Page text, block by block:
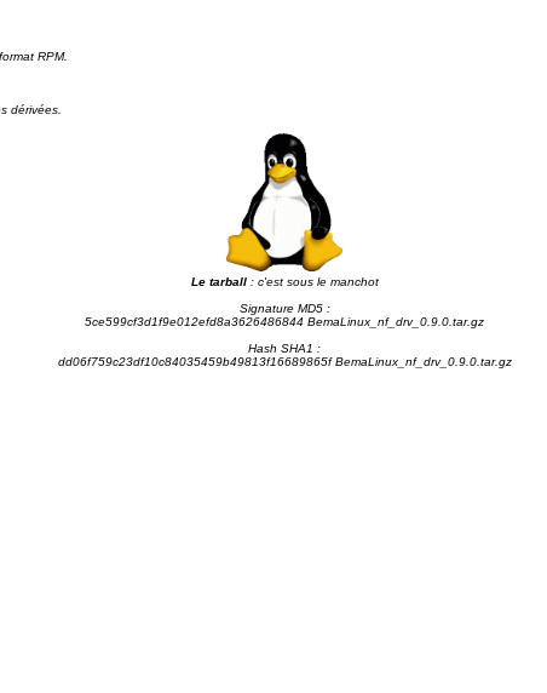
RPM.
dérivées.
Le tarball: c'est sous le manchot
Signature MD5 :
5ce599cf3d1f9e012efd8a3626486844 BemaLinux_nf_drv_0.9.0.tar.gz
Hash SHA1 :
dd06f759c23df10c84035459b49813f16689865f BemaLinux_nf_drv_0.9.0.tar.gz